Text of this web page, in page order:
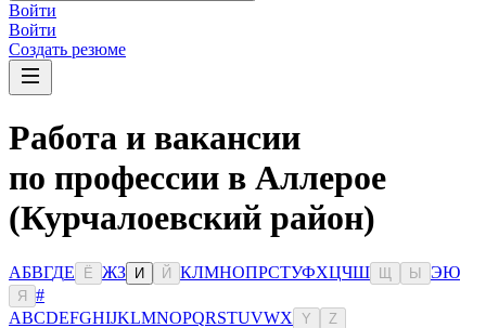
Войти
Войти
Создать резюме
Работа и вакансии
по профессии в Аллерое
(Курчалоевский район)
АБВГДЕ Ё ЖЗ И Й КЛМНОПРСТУФХЦЧШ Ы ЭЮ
Я
#
ABCDEFGHIJKLMNOPQRSTUVWX Y Z